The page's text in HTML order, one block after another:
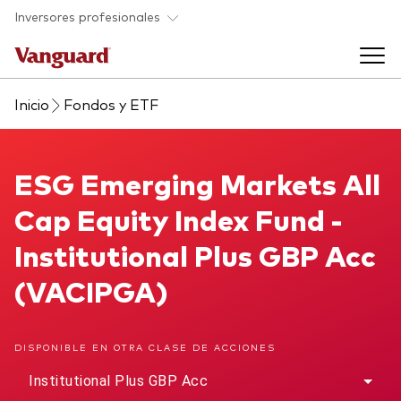
Saltar al contenido principal
Inversores profesionales
Fondos y ETF
Listado de todos nuestros fondos y
ETF
Perspectivas y eventos
Back to main menu
Artículos y análisis
Ayuda para asesores
Back to main menu
Recursos para asesores
Investigación en profundidad para asesores
Sobre nosotros
Inicio Fondos y ETF
ESG Emerging Markets All Cap Equity Index Fund
ESG Emerging Markets All
Cap Equity Index Fund -
Institutional Plus GBP Acc
(VACIPGA)
DISPONIBLE EN OTRA CLASE DE ACCIONES
Institutional Plus GBP Acc